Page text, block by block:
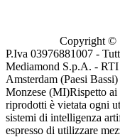
Copyright ©
P.Iva 03976881007 -
Mediamond S.p.A. -
Amsterdam (Paesi
Monzese (MI)Rispetto ai
riprodotti è vietata ogni
sistemi di intelligenza
espresso di utilizzare